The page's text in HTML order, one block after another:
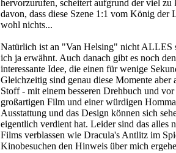
hervorzurufen, scheitert aufgrund der viel
davon, dass diese Szene 1:1 vom König
wohl nichts...
Natürlich ist an "Van Helsing" nicht ALLES
ich ja erwähnt. Auch danach gibt es noch
interessante Idee, die einen für wenige
Gleichzeitig sind genau diese Momente aber
Stoff - mit einem besseren Drehbuch und
großartigen Film und einer würdigen
Ausstattung und das Design können sich
eigentlich verdient hat. Leider sind das alles
Films verblassen wie Dracula's Antlitz im
Kinobesuchen den Hinweis über mich